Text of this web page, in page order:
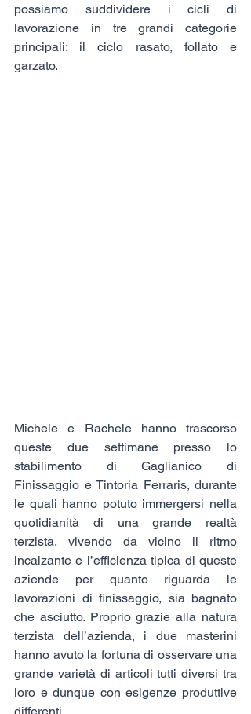
possiamo suddividere i cicli di
lavorazione in tre grandi categorie
principali: il ciclo rasato, follato e
garzato.
Michele e Rachele hanno trascorso
queste due settimane presso lo
stabilimento di Gaglianico di
Finissaggio e Tintoria Ferraris, durante
le quali hanno potuto immergersi nella
quotidianità di una grande realtà
terzista, vivendo da vicino il ritmo
incalzante e l’efficienza tipica di queste
aziende per quanto riguarda le
lavorazioni di finissaggio, sia bagnato
che asciutto. Proprio grazie alla natura
terzista dell’azienda, i due masterini
hanno avuto la fortuna di osservare una
grande varietà di articoli tutti diversi tra
loro e dunque con esigenze produttive